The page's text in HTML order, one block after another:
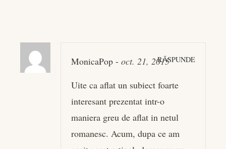
MonicaPop - oct. 21, 2015RĂSPUNDE
Uite ca aflat un subiect foarte
interesant prezentat intr-o
maniera greu de aflat in netul
romanesc. Acum, dupa ce am